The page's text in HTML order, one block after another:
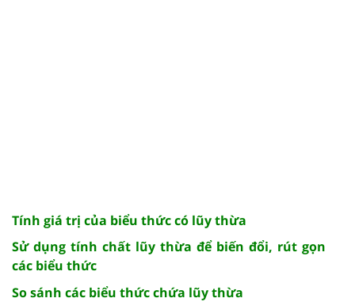
Tính giá trị của biểu thức có lũy thừa
Sử dụng tính chất lũy thừa để biến đổi, rút gọn
các biểu thức
So sánh các biểu thức chứa lũy thừa